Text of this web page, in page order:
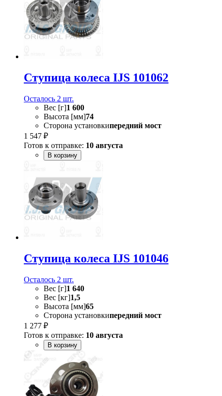
Ступица колеса IJS 101062
Осталось 2 шт.
Вес [г]1 600
Высота [мм]74
Сторона установкипередний мост
1 547 ₽
Готов к отправке: 10 августа
В корзину
Ступица колеса IJS 101046
Осталось 2 шт.
Вес [г]1 640
Вес [кг]1,5
Высота [мм]65
Сторона установкипередний мост
1 277 ₽
Готов к отправке: 10 августа
В корзину